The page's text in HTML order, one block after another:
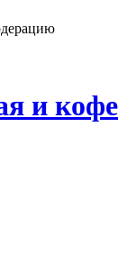
и кофе